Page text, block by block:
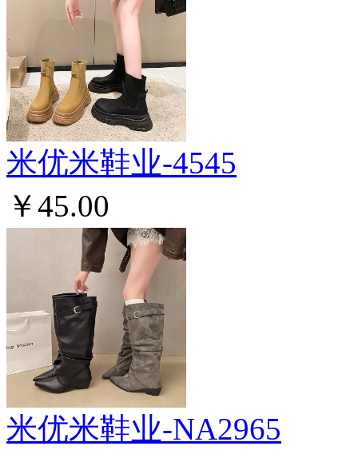
米优米鞋业-4545
￥45.00
米优米鞋业-NA2965